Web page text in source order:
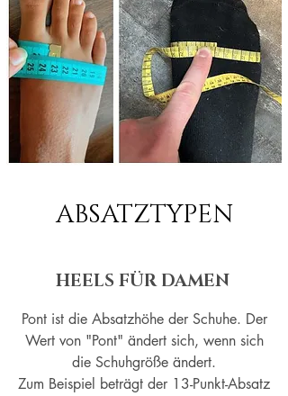
ABSATZTYPEN
HEELS FÜR DAMEN
Pont ist die Absatzhöhe der Schuhe. Der
Wert von "Pont" ändert sich, wenn sich
die Schuhgröße ändert.
Zum Beispiel beträgt der 13-Punkt-Absatz